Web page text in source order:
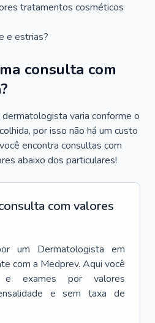
tratamentos cosméticos
e estrias?
consulta com
varia conforme o
por isso não há um custo
encontra consultas com
abaixo dos particulares!
com valores
um Dermatologista em
com a Medprev. Aqui você
e exames por valores
e sem taxa de